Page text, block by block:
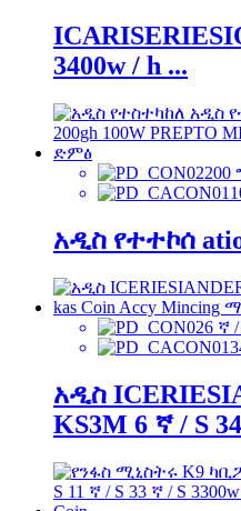
3400w / h ...
200
አዲስ የተተኮሰ
6 ኛ /
አዲስ
KS3M 6 ኛ / S